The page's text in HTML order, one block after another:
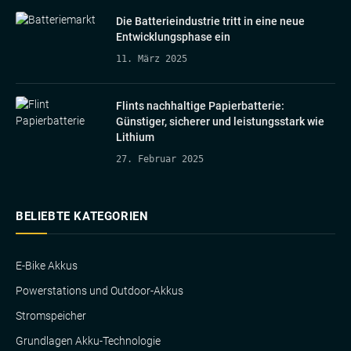
Die Batterieindustrie tritt in eine neue
Entwicklungsphase ein
11. März 2025
Flints nachhaltige Papierbatterie:
Günstiger, sicherer und leistungsstark wie
Lithium
27. Februar 2025
BELIEBTE KATEGORIEN
E-Bike Akkus
Powerstations und Outdoor-Akkus
Stromspeicher
Grundlagen Akku-Technologie